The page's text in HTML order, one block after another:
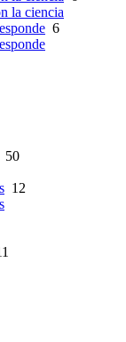
la ciencia
6
50
12